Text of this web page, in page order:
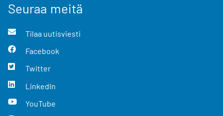
Seuraa meitä
Tilaa uutisviesti
Facebook
Twitter
LinkedIn
YouTube